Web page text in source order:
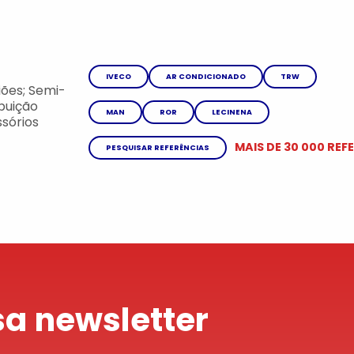
Semi-
IVECO AR CONDICIONADO TRW
MAN ROR LECINENA
PESQUISAR REFERÊNCIAS MAIS DE 30 000
newsletter